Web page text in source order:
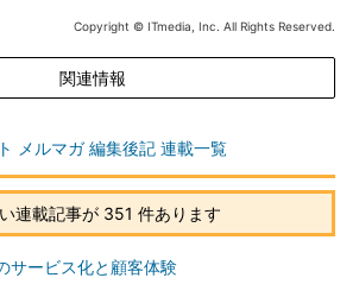
Copyright © ITmedia, Inc. All Rights Reserved.
関連情報
メルマガ 編集後記 連載一覧
連載記事が 351 件あります
サービス化と顧客体験